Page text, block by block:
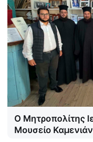
Ο Μητροπολίτης
Μουσείο